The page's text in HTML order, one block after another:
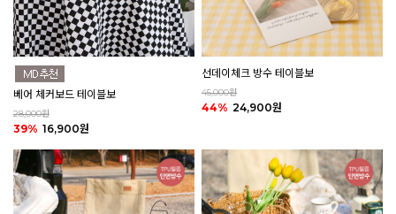
베어 체커보드 테이블보
28,000원
39% 16,900원
선데이체크 방수 테이블보
45,000원
44% 24,900원